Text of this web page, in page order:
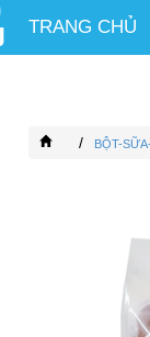
TRANG CHỦ
/ BỘT-